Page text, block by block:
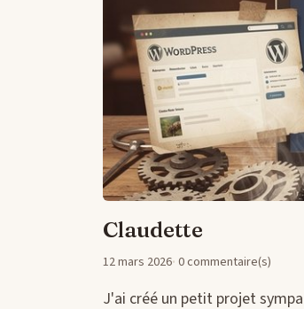
Claudette
12 mars 2026 0 commentaire(s)
J'ai créé un petit projet